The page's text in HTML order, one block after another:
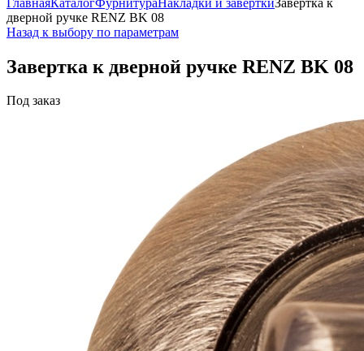
дверной ручке RENZ BK 08
Назад к выбору по параметрам
Завертка к дверной ручке RENZ BK 08
Под заказ